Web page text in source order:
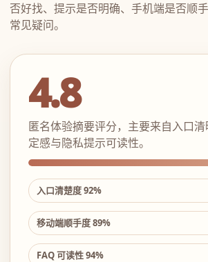
否好找、提示是否明确、手机端是否顺
常见疑问。
4.8
匿名体验摘要评分，主要来自入口
定感与隐私提示可读性。
入口清楚度 92%
移动端顺手度 89%
FAQ 可读性 94%